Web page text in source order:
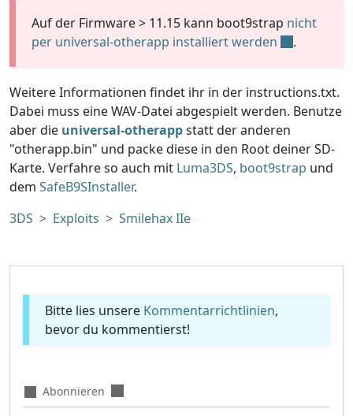
Auf der Firmware > 11.15 kann boot9strap nicht
per universal-otherapp installiert werden
.
Weitere Informationen findet ihr in der instructions.txt.
Dabei muss eine WAV-Datei abgespielt werden. Benutze
aber die universal-otherappstatt der anderen
"otherapp.bin" und packe diese in den Root deiner SD-
Karte. Verfahre so auch mit Luma3DS, boot9strap und
dem SafeB9SInstaller.
3DS
Exploits Smilehax IIe
Bitte lies unsere Kommentarrichtlinien,
bevor du kommentierst!
Abonnieren